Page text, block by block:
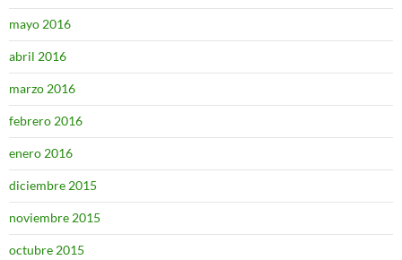
mayo 2016
abril 2016
marzo 2016
febrero 2016
enero 2016
diciembre 2015
noviembre 2015
octubre 2015